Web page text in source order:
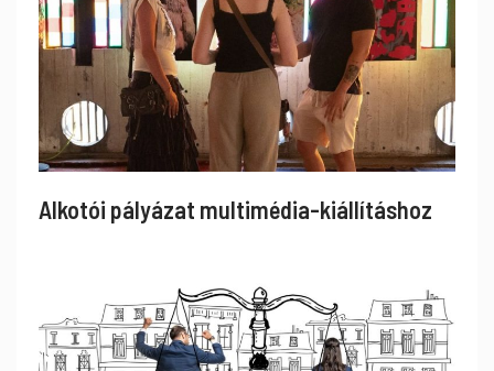
Alkotói pályázat multimédia-kiállításhoz